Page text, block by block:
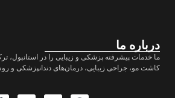
درباره ما
ما خدمات پیشرفته پزشکی و زیبایی را در استانبول،
کاشت مو، جراحی زیبایی، درمان‌های دندانپزشکی و